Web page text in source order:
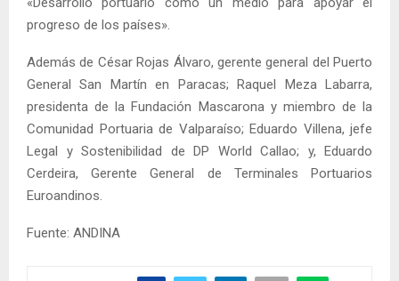
progreso de los países».
Además de César Rojas Álvaro, gerente general del Puerto
General San Martín en Paracas; Raquel Meza Labarra,
presidenta de la Fundación Mascarona y miembro de la
Comunidad Portuaria de Valparaíso; Eduardo Villena, jefe
Legal y Sostenibilidad de DP World Callao; y, Eduardo
Cerdeira, Gerente General de Terminales Portuarios
Euroandinos.
Fuente: ANDINA